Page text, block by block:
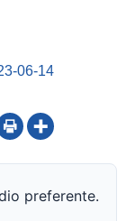
06-14
preferente.